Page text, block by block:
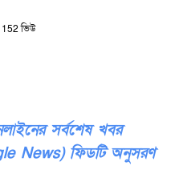
152 ভিউ
সর্বশেষ খবর
News) ফিডটি অনুসরণ